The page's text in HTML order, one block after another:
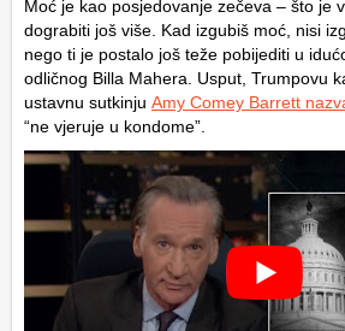
Moć je kao posjedovanje zečeva – što je
dograbiti još više. Kad izgubiš moć, nisi
nego ti je postalo još teže pobijediti u
odličnog Billa Mahera. Usput, Trumpovu
ustavnu sutkinju Amy Comey Barrett
“ne vjeruje u kondome”.